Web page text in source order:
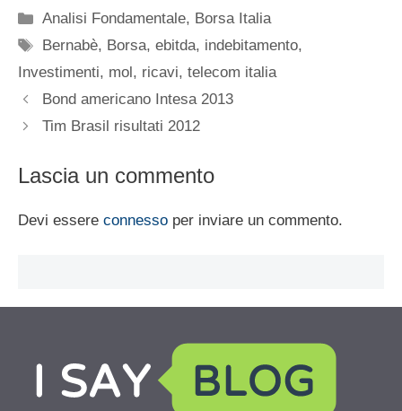
Categorie
Analisi Fondamentale, Borsa Italia
Tag
Bernabè, Borsa,ebitda, indebitamento,
Investimenti, mol , ricavi, telecom italia
Bond americano Intesa 2013
Tim Brasil risultati 2012
Lascia un commento
Devi essere connesso per inviare un commento.